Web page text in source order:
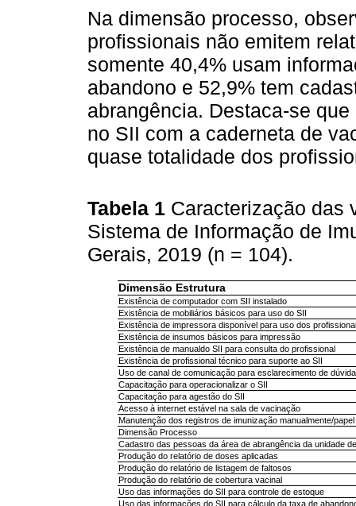
Na dimensão processo,
profissionais não emitem
somente 40,4% usam
abandono e 52,9% tem
abrangência. Destaca-se
no SII com a caderneta de
quase totalidade dos
Tabela 1 Caracterização das
Sistema de Informação de
Gerais, 2019 (n = 104).
Dimensão Estrutura
Existência de computador com SII instalado
Existência de mobiliários básicos para uso do SII
Existência de impressora disponível para uso dos
Existência de insumos básicos para impressão
Existência de manualdo SII para consulta do profissional
Existência de profissional técnico para suporte ao SII
Uso de canal de comunicação para esclarecimento de
Capacitação para operacionalizar o SII
Capacitação para agestão do SII
Acesso à internet estável na sala de vacinação
Manutenção dos registros de imunização manualmente/papel
Dimensão Processo
Cadastro das pessoas da área de abrangência da unidade
Produção do relatório de doses aplicadas
Produção do relatório de listagem de faltosos
Produção do relatório de cobertura vacinal
Uso das informações do SII para controle de estoque
Uso das informações do SII para cálculo da taxa de